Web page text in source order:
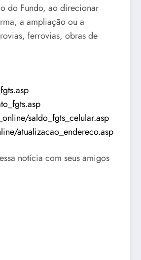
do Fundo, ao direcionar
a ampliação ou a
ferrovias, obras de
saldo_fgts_celular.asp
atualizacao_endereco.asp
notícia com seus amigos